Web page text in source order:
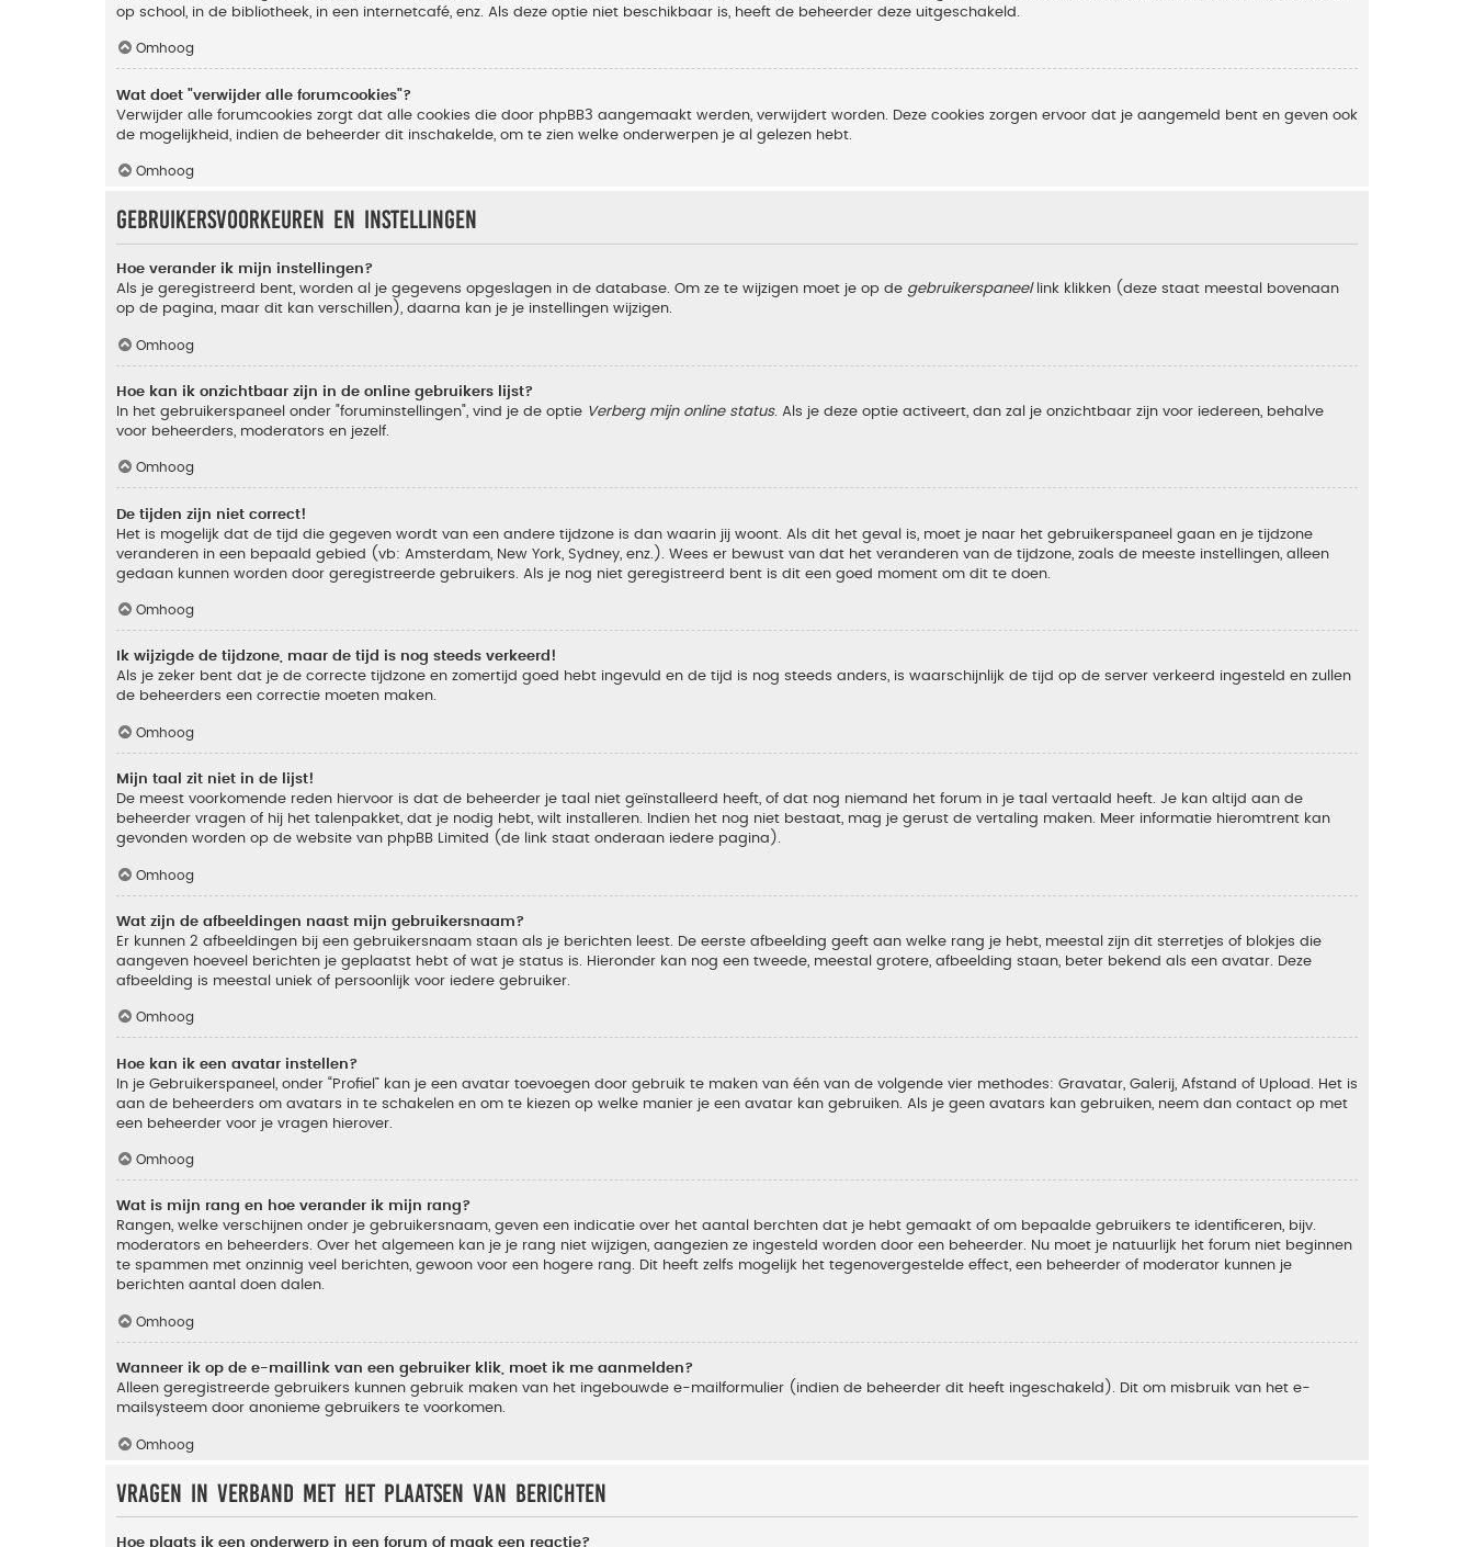
op school, in de bibliotheek, in een internetcafé, enz. Als deze optie niet beschikbaar is, heeft de beheerder deze uitgeschakeld.
Omhoog
Wat doet "verwijder alle forumcookies"?
Verwijder alle forumcookies zorgt dat alle cookies die door phpBB3 aangemaakt werden, verwijdert worden. Deze cookies zorgen ervoor dat je aangemeld bent en geven ook
de mogelijkheid, indien de beheerder dit inschakelde, om te zien welke onderwerpen je al gelezen hebt.
Omhoog
Gebruikersvoorkeuren en instellingen
Hoe verander ik mijn instellingen?
Als je geregistreerd bent, worden al je gegevens opgeslagen in de database. Om ze te wijzigen moet je op de gebruikerspaneellink klikken (deze staat meestal bovenaan
op de pagina, maar dit kan verschillen), daarna kan je je instellingen wijzigen.
Omhoog
Hoe kan ik onzichtbaar zijn in de online gebruikers lijst?
In het gebruikerspaneel onder "foruminstellingen", vind je de optie Verberg mijn online status. Als je deze optie activeert, dan zal je onzichtbaar zijn voor iedereen, behalve
voor beheerders, moderators en jezelf.
Omhoog
De tijden zijn niet correct!
Het is mogelijk dat de tijd die gegeven wordt van een andere tijdzone is dan waarin jij woont. Als dit het geval is, moet je naar het gebruikerspaneel gaan en je tijdzone
veranderen in een bepaald gebied (vb: Amsterdam, New York, Sydney, enz.). Wees er bewust van dat het veranderen van de tijdzone, zoals de meeste instellingen, alleen
gedaan kunnen worden door geregistreerde gebruikers. Als je nog niet geregistreerd bent is dit een goed moment om dit te doen.
Omhoog
Ik wijzigde de tijdzone, maar de tijd is nog steeds verkeerd!
Als je zeker bent dat je de correcte tijdzone en zomertijd goed hebt ingevuld en de tijd is nog steeds anders, is waarschijnlijk de tijd op de server verkeerd ingesteld en zullen
de beheerders een correctie moeten maken.
Omhoog
Mijn taal zit niet in de lijst!
De meest voorkomende reden hiervoor is dat de beheerder je taal niet geïnstalleerd heeft, of dat nog niemand het forum in je taal vertaald heeft. Je kan altijd aan de
beheerder vragen of hij het talenpakket, dat je nodig hebt, wilt installeren. Indien het nog niet bestaat, mag je gerust de vertaling maken. Meer informatie hieromtrent kan
gevonden worden op de website van phpBB Limited (de link staat onderaan iedere pagina).
Omhoog
Wat zijn de afbeeldingen naast mijn gebruikersnaam?
Er kunnen 2 afbeeldingen bij een gebruikersnaam staan als je berichten leest. De eerste afbeelding geeft aan welke rang je hebt, meestal zijn dit sterretjes of blokjes die
aangeven hoeveel berichten je geplaatst hebt of wat je status is. Hieronder kan nog een tweede, meestal grotere, afbeelding staan, beter bekend als een avatar. Deze
afbeelding is meestal uniek of persoonlijk voor iedere gebruiker.
Omhoog
Hoe kan ik een avatar instellen?
In je Gebruikerspaneel, onder “Profiel” kan je een avatar toevoegen door gebruik te maken van één van de volgende vier methodes: Gravatar, Galerij, Afstand of Upload. Het is
aan de beheerders om avatars in te schakelen en om te kiezen op welke manier je een avatar kan gebruiken. Als je geen avatars kan gebruiken, neem dan contact op met
een beheerder voor je vragen hierover.
Omhoog
Wat is mijn rang en hoe verander ik mijn rang?
Rangen, welke verschijnen onder je gebruikersnaam, geven een indicatie over het aantal berchten dat je hebt gemaakt of om bepaalde gebruikers te identificeren, bijv.
moderators en beheerders. Over het algemeen kan je je rang niet wijzigen, aangezien ze ingesteld worden door een beheerder. Nu moet je natuurlijk het forum niet beginnen
te spammen met onzinnig veel berichten, gewoon voor een hogere rang. Dit heeft zelfs mogelijk het tegenovergestelde effect, een beheerder of moderator kunnen je
berichten aantal doen dalen.
Omhoog
Wanneer ik op de e-maillink van een gebruiker klik, moet ik me aanmelden?
Alleen geregistreerde gebruikers kunnen gebruik maken van het ingebouwde e-mailformulier (indien de beheerder dit heeft ingeschakeld). Dit om misbruik van het e-
mailsysteem door anonieme gebruikers te voorkomen.
Omhoog
Vragen in verband met het plaatsen van berichten
Hoe plaats ik een onderwerp in een forum of maak een reactie?